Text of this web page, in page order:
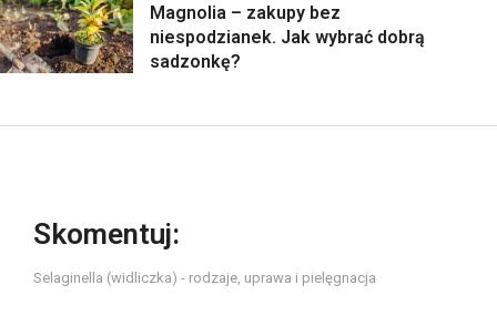
Magnolia – zakupy bez
niespodzianek. Jak wybrać dobrą
sadzonkę?
Skomentuj:
Selaginella (widliczka) - rodzaje, uprawa i pielęgnacja